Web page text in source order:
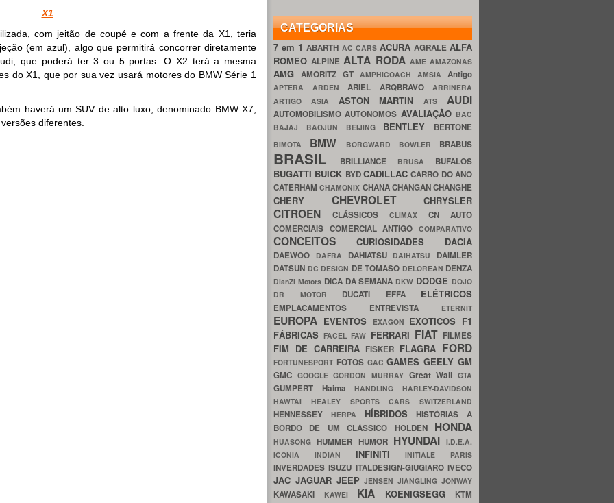
X1
com jeitão de coupé e com a frente da X1, teria
(em azul), algo que permitirá concorrer diretamente
que poderá ter 3 ou 5 portas. O X2 terá a mesma
do X1, que por sua vez usará motores do BMW Série 1
haverá um SUV de alto luxo, denominado BMW X7,
diferentes.
CATEGORIAS
7 em 1ABARTH AC CARS ACURA AGRALE ALFA
ROMEOALPINEALTA RODA AME AMAZONAS
AMG AMORITZ GT AMPHICOACH AMSIA Antigo
APTERA ARDEN ARIEL ARQBRAVO ARRINERA
ARTIGO ASIA ASTON MARTINATS AUDI
AUTOMOBILISMOAUTÔNOMOS AVALIAÇÃO BAC
BAJAJ BAOJUN BEIJING BENTLEY BERTONE
BIMOTA BMW BORGWARD BOWLER BRABUS
BRASIL BRILLIANCE BRUSA BUFALOS
BUGATTI BUICK BYDCADILLACCARRO DO ANO
CATERHAMCHAMONIX CHANACHANGANCHANGHE
CHERY CHEVROLET CHRYSLER
CITROEN CLÁSSICOS CLIMAX CN AUTO
COMERCIAIS COMERCIAL ANTIGOCOMPARATIVO
CONCEITOS CURIOSIDADES DACIA
DAEWOO DAFRA DAHIATSU DAIHATSU DAIMLER
DATSUN DC DESIGN DE TOMASO DELOREAN DENZA
DianZi Motors DICA DA SEMANA DKW DODGE DOJO
DR MOTOR DUCATI EFFA ELÉTRICOS
EMPLACAMENTOS ENTREVISTA ETERNIT
EUROPA EVENTOS EXAGON EXOTICOS F1
FÁBRICASFACELFAW FERRARI FIAT FILMES
FIM DE CARREIRA FISKER FLAGRA FORD
FORTUNESPORT FOTOS GACGAMESGEELYGM
GMC GOOGLEGORDON MURRAY Great WallGTA
GUMPERT HaimaHANDLINGHARLEY-DAVIDSON
HAWTAI HEALEY SPORTS CARS SWITZERLAND
HENNESSEY HERPA HÍBRIDOSHISTÓRIAS A
BORDO DE UM CLÁSSICO HOLDEN HONDA
HUASONGHUMMER HUMOR HYUNDAI I.D.E.A.
ICONIA INDIAN INFINITIINITIALE PARIS
INVERDADESISUZU ITALDESIGN-GIUGIAROIVECO
JAC JAGUAR JEEPJENSENJIANGLINGJONWAY
KAWASAKI KAWEI KIA KOENIGSEGG KTM